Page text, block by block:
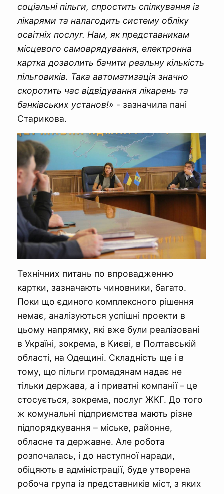
соціальні пільги, спростить спілкування із
лікарями та налагодить систему обліку
освітніх послуг. Нам, як представникам
місцевого самоврядування, електронна
картка дозволить бачити реальну кількість
пільговиків. Така автоматизація значно
скоротить час відвідування лікарень та
банківських установ!» - зазначила пані
Старикова.
Технічних питань по впровадженню
картки, зазначають чиновники, багато.
Поки що єдиного комплексного рішення
немає, аналізуються успішні проекти в
цьому напрямку, які вже були реалізовані
в Україні, зокрема, в Києві, в Полтавській
області, на Одещині. Складність ще і в
тому, що пільги громадянам надає не
тільки держава, а і приватні компанії – це
стосується, зокрема, послуг ЖКГ. До того
ж комунальні підприємства мають різне
підпорядкування – міське, районне,
обласне та державне. Але робота
розпочалась, і до наступної наради,
обіцяють в адміністрації, буде утворена
робоча група із представників міст, з яких